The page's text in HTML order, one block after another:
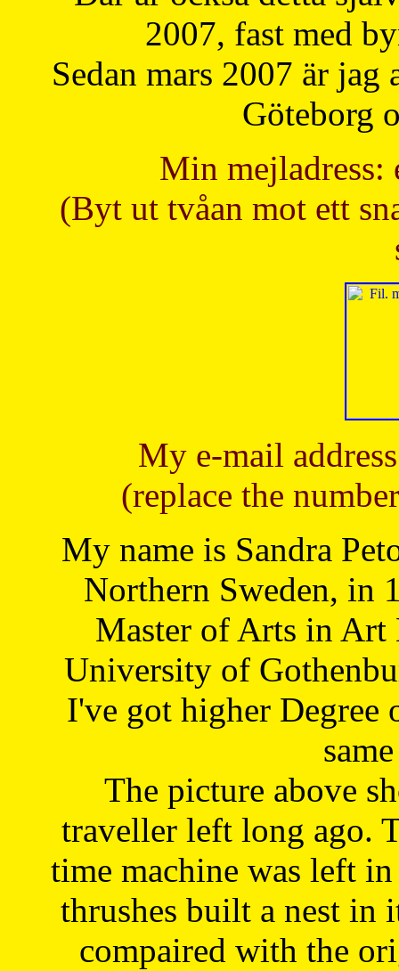
2007, fast med
Sedan mars 2007 är
Göteborg
Min mejladress:
(Byt ut tvåan mot ett
My e-mail
(replace the
My name is Sandra
Northern Sweden, in
Master of Arts in Art
University of
I've got higher Degree
The picture above
traveller left long ago.
time machine was left
thrushes built a nest in
compaired with the